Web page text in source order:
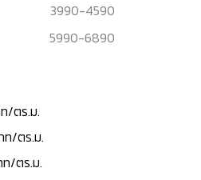
3990-4590
5990-6890
/ตร.ม.
ท/ตร.ม.
/ตร.ม.